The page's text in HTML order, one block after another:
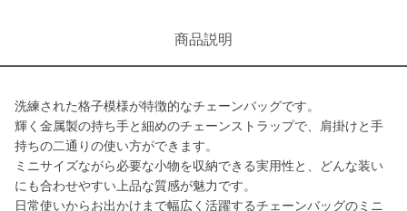
商品説明
洗練された格子模様が特徴的なチェーンバッグです。
輝く金属製の持ち手と細めのチェーンストラップで、肩掛けと手
持ちの二通りの使い方ができます。
ミニサイズながら必要な小物を収納できる実用性と、どんな装い
にも合わせやすい上品な質感が魅力です。
日常使いからお出かけまで幅広く活躍するチェーンバッグのミニ